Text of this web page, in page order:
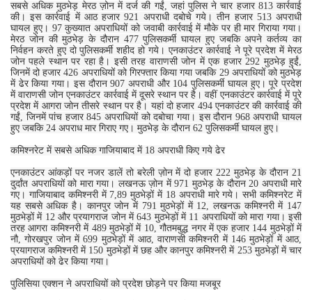
सबसे अधिक मुठभेड़ मेरठ ज़ोन में दर्ज की गईं, जहां पुलिस ने चार हजार 813 कार्रवाई
की। इस कार्रवाई में आठ हजार 921 अपराधी दबोचे गये। तीन हजार 513 अपराधी
घायल हुए। 97 कुख्यात अपराधियों को जवाबी कार्रवाई में मौके पर ही मार गिराया गया।
मेरठ जोन की मुठभेड़ के दौरान 477 पुलिसकर्मी घायल हुए जबकि अपने कर्तव्य का
निर्वहन करते हुए दो पुलिसकर्मी शहीद हो गये। एनकाउंटर कार्रवाई ने पूरे प्रदेश में मेरठ
जोन पहले स्थान पर रहा है। इसी तरह वाराणसी जोन में एक हजार 292 मुठभेड़ हुईं,
जिनमें दो हजार 426 अपराधियों को गिरफ्तार किया गया जबकि 29 अपराधियों को मुठभेड़
में ढेर किया गया। इस दौरान 907 अपराधी और 104 पुलिसकर्मी घायल हुए। पूरे प्रदेश
में वाराणसी जोन एनकाउंटर कार्रवाई में दूसरे स्थान पर है। वहीं एनकाउंटर कार्रवाई में पूरे
प्रदेश में आगरा जोन तीसरे स्थान पर है। यहां दो हजार 494 एनकाउंटर की कार्रवाई की
गईं, जिनमें पांच हजार 845 अपराधियों को दबोचा गया। इस दौरान 968 अपराधी घायल
हुए जबकि 24 अपराध मार गिराए गए। मुठभेड़ के दौरान 62 पुलिसकर्मी घायल हुए।
कमिश्नरेट में सबसे अधिक गाजियाबाद में 18 अपराधी किए गये ढेर
एनकाउंटर आंकड़ों पर नजर डालें तो बरेली ज़ोन में दो हजार 222 मुठभेड़ के दौरान 21
दुर्दांत अपराधियों को मारा गया। लखनऊ ज़ोन में 971 मुठभेड़ के दौरान 20 अपराधी मारे
गए। गाजियाबाद कमिश्नरी में 7,89 मुठभेड़ों में 18 अपराधी मारे गये। सभी कमिश्नरेट में
यह सबसे अधिक है। कानपुर जोन में 791 मुठभेड़ों में 12, लखनऊ कमिश्नरी में 147
मुठभेड़ों में 12 और प्रयागराज जोन में 643 मुठभेड़ों में 11 अपराधियों को मारा गया। इसी
तरह आगरा कमिश्नरी में 489 मुठभेड़ों में 10, गौतमबुद्ध नगर में एक हजार 144 मुठभेड़ों में
नौ, गोरखपुर जोन में 699 मुठभेड़ों में आठ, वाराणसी कमिश्नरी में 146 मुठभेड़ों में आठ,
प्रयागराज कमिश्नरी में 150 मुठभेड़ों में छह और कानपुर कमिश्नरी में 253 मुठभेड़ों में चार
अपराधियों को ढेर किया गया।
पुलिसिया एक्शन ने अपराधियों को प्रदेश छोड़ने पर किया मजबूर